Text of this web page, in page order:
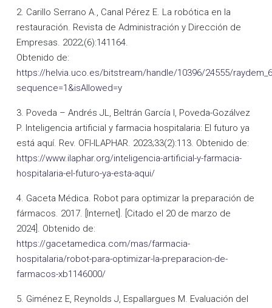
2. Carillo Serrano A., Canal Pérez E. La robótica en la
restauración. Revista de Administración y Dirección de
Empresas. 2022;(6):141164.
Obtenido de:
https://helvia.uco.es/bitstream/handle/10396/24555/
sequence=1&isAllowed=y
3. Poveda – Andrés JL, Beltrán García I, Poveda-Gozálvez
P. Inteligencia artificial y farmacia hospitalaria: El futuro ya
está aquí. Rev. OFI-ILAPHAR. 2023;33(2):113. Obtenido de:
https://www.ilaphar.org/inteligencia-artificial-y-farmacia-
hospitalaria-el-futuro-ya-esta-aqui/
4. Gaceta Médica. Robot para optimizar la preparación de
fármacos. 2017. [Internet]. [Citado el 20 de marzo de
2024]. Obtenido de:
https://gacetamedica.com/mas/farmacia-
hospitalaria/robot-para-optimizar-la-preparacion-de-
farmacos-xb1146000/
5. Giménez E, Reynolds J, Espallargues M. Evaluación del